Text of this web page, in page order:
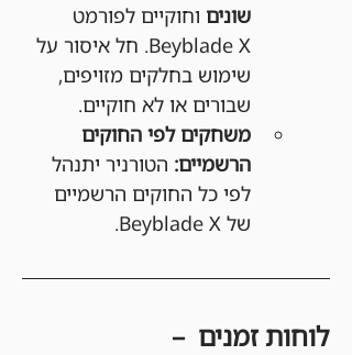
שונים וחוקיים לפורמט
Beyblade X. חל איסור על
שימוש בחלקים מזויפים,
שבורים או לא חוקיים.
משחקים לפי החוקים
הרשמיים: הטורניר יתנהל
לפי כל החוקים הרשמיים
של Beyblade X.
לוחות זמנים  –